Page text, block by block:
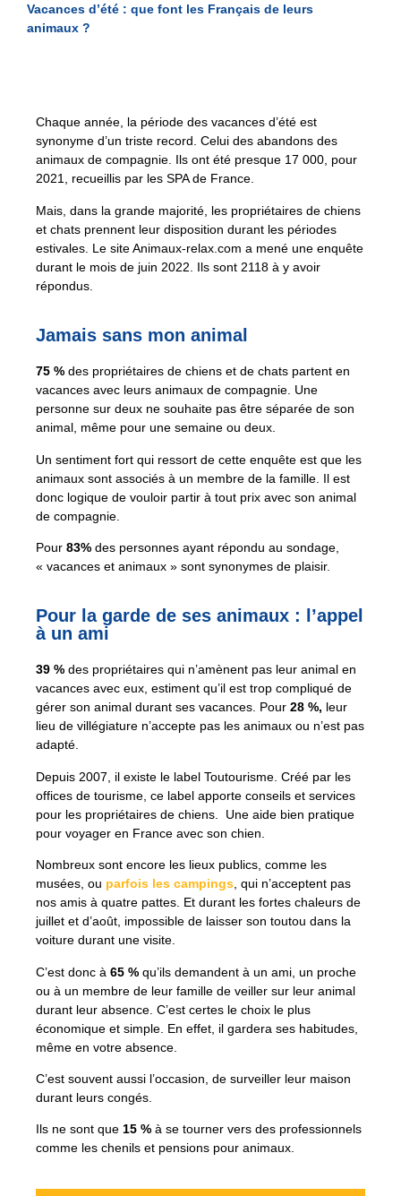
Vacances d’été : que font les Français de leurs
animaux ?
Chaque année, la période des vacances d’été est
synonyme d’un triste record. Celui des abandons des
animaux de compagnie. Ils ont été presque 17 000, pour
2021, recueillis par les SPA de France.
Mais, dans la grande majorité, les propriétaires de chiens
et chats prennent leur disposition durant les périodes
estivales. Le site Animaux-relax.com a mené une enquête
durant le mois de juin 2022. Ils sont 2118 à y avoir
répondus.
Jamais sans mon animal
75 % des propriétaires de chiens et de chats partent en
vacances avec leurs animaux de compagnie. Une
personne sur deux ne souhaite pas être séparée de son
animal, même pour une semaine ou deux.
Un sentiment fort qui ressort de cette enquête est que les
animaux sont associés à un membre de la famille. Il est
donc logique de vouloir partir à tout prix avec son animal
de compagnie.
Pour 83% des personnes ayant répondu au sondage,
« vacances et animaux » sont synonymes de plaisir.
Pour la garde de ses animaux : l’appel
à un ami
39 % des propriétaires qui n’amènent pas leur animal en
vacances avec eux, estiment qu’il est trop compliqué de
gérer son animal durant ses vacances. Pour 28 %, leur
lieu de villégiature n’accepte pas les animaux ou n’est pas
adapté.
Depuis 2007, il existe le label Toutourisme. Créé par les
offices de tourisme, ce label apporte conseils et services
pour les propriétaires de chiens. Une aide bien pratique
pour voyager en France avec son chien.
Nombreux sont encore les lieux publics, comme les
musées, ou parfois les campings , qui n’acceptent pas
nos amis à quatre pattes. Et durant les fortes chaleurs de
juillet et d’août, impossible de laisser son toutou dans la
voiture durant une visite.
C’est donc à 65 % qu’ils demandent à un ami, un proche
ou à un membre de leur famille de veiller sur leur animal
durant leur absence. C’est certes le choix le plus
économique et simple. En effet, il gardera ses habitudes,
même en votre absence.
C’est souvent aussi l’occasion, de surveiller leur maison
durant leurs congés.
Ils ne sont que 15 % à se tourner vers des professionnels
comme les chenils et pensions pour animaux.